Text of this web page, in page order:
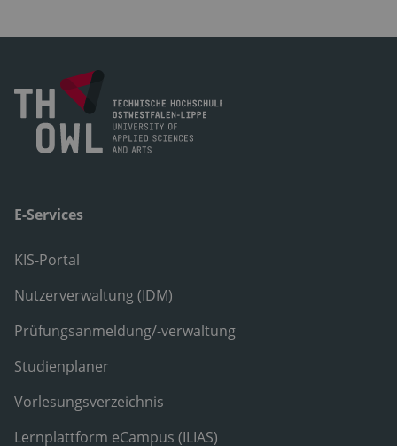
E-Services
KIS-Portal
Nutzerverwaltung (IDM)
Prüfungsanmeldung/-verwaltung
Studienplaner
Vorlesungsverzeichnis
Lernplattform eCampus (ILIAS)